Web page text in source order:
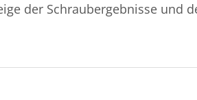
der Schraubergebnisse und